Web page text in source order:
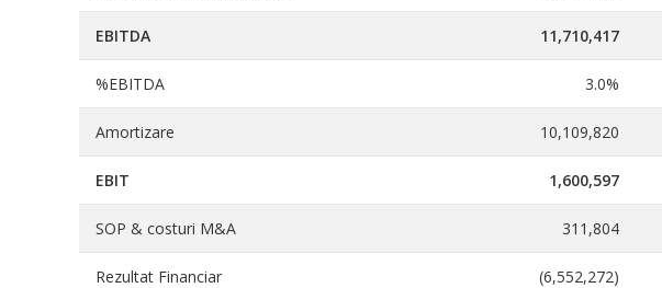
EBITDA 11,710,417
%EBITDA 3.0%
Amortizare 10,109,820
EBIT 1,600,597
SOP & costuri M&A 311,804
Rezultat Financiar (6,552,272)